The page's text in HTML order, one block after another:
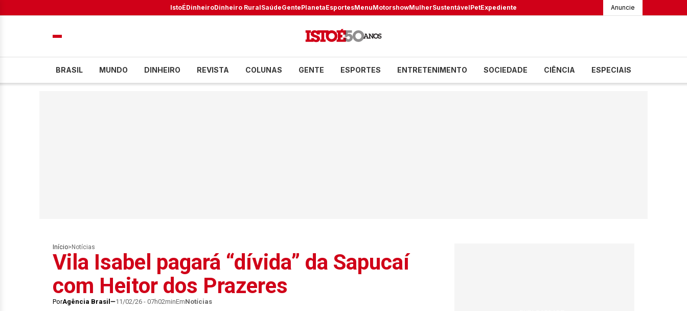
IstoÉDinheiroDinheiro RuralSaúdeGentePlanetaEsportesMenuMotorshowMulherSustentávelPetExpediente Anuncie
BRASIL MUNDO DINHEIRO REVISTA COLUNAS GENTE ESPORTES ENTRETENIMENTO SOCIEDADE CIÊNCIA ESPECIAIS
Início> Notícias
Vila Isabel pagará “dívida” da Sapucaí
com Heitor dos Prazeres
PorAgência Brasil 11/02/26 - 07h02minEmNotícias